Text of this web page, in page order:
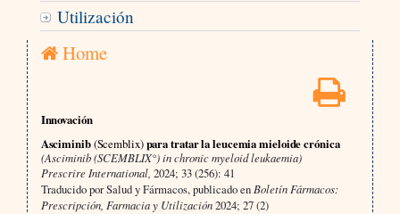
Utilización
Home
Innovación
Asciminib(Scemblix)para tratar la leucemia mieloide crónica
(Asciminib (SCEMBLIX°) in chronic myeloid leukaemia)
Prescrire International, 2024; 33 (256): 41
Traducido por Salud y Fármacos, publicado en Boletín Fármacos:
Prescripción, Farmacia y Utilización2024; 27 (2)